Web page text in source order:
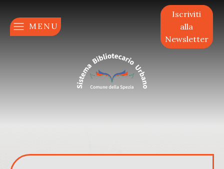
MENU
Iscriviti
alla
Newsletter